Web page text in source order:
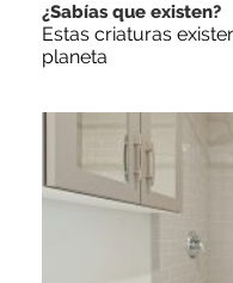
¿Sabías que existen?
Estas criaturas
planeta